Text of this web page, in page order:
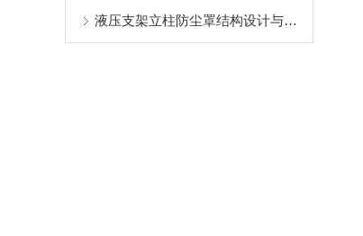
液压支架立柱防尘罩结构设计与密封防护原理